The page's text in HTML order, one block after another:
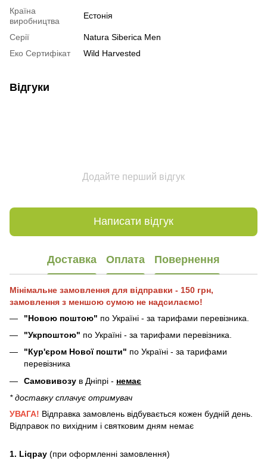
Країна
виробництва
Естонія
Серії
Natura Siberica Men
Еко Сертифікат
Wild Harvested
Відгуки
Додайте перший відгук
Написати відгук
Доставка Оплата Повернення
Мінімальне замовлення для відправки - 150 грн,
замовлення з меншою сумою не надсилаємо!
"Новою поштою" по Україні - за тарифами перевізника.
"Укрпоштою" по Україні - за тарифами перевізника.
"Кур'єром Нової пошти" по Україні - за тарифами
перевізника
Самовивозу в Дніпрі - немає
* доставку сплачує отримувач
УВАГА! Відправка замовлень відбувається кожен будній день.
Відправок по вихідним і святковим дням немає
1. Liqpay (при оформленні замовлення)